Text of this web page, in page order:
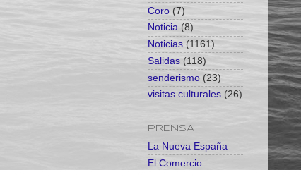
Coro (7)
Noticia (8)
Noticias (1161)
Salidas (118)
senderismo (23)
visitas culturales (26)
PRENSA
La Nueva España
El Comercio